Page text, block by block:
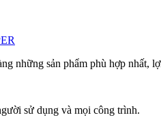
những sản phẩm phù hợp nhất,
sử dụng và mọi công trình.